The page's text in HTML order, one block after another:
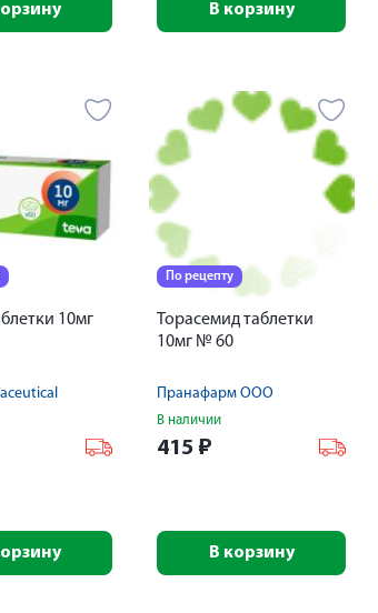
В корзину
10мг
По рецепту
Торасемид таблетки
10мг № 60
Пранафарм ООО
В наличии
415 ₽
В корзину